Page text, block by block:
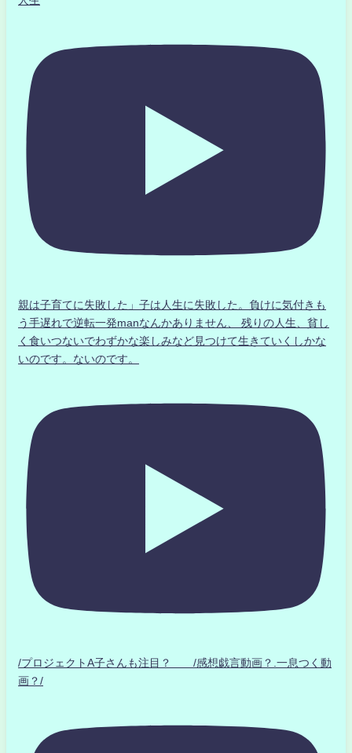
親は子育てに失敗した」子は人生に失敗した。負けに気付きも
う手遅れで逆転一発manなんかありません、 残りの人生、貧し
く食いつないでわずかな楽しみなど見つけて生きていくしかな
いのです。ないのです。
/プロジェクトA子さんも注目？ /感想戯言動画？.一息つく動
画？/